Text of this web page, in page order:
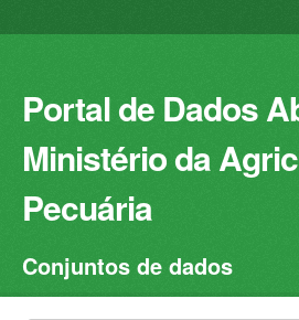
Portal de Dados
Ministério da
Pecuária
Conjuntos de dados
Organizações
Conjuntos de dados